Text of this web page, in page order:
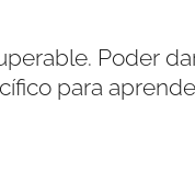
Poder
para